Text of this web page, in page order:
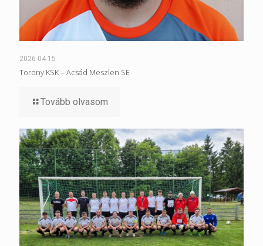
2026-04-15
Torony KSK – Acsád Meszlen SE
Tovább olvasom